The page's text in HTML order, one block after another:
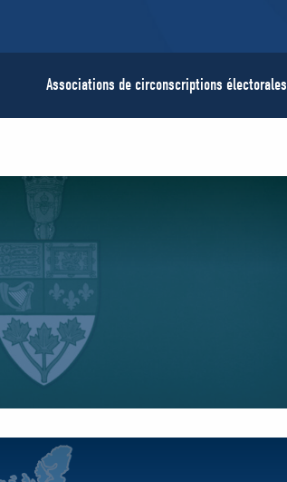
Associations de circonscriptions électorales